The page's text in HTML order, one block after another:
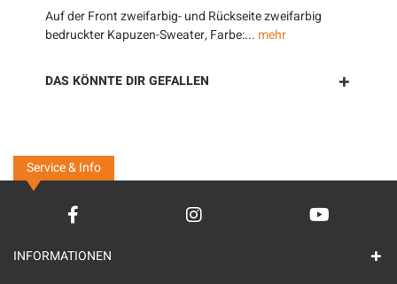
Auf der Front zweifarbig- und Rückseite zweifarbig
bedruckter Kapuzen-Sweater, Farbe:... mehr
DAS KÖNNTE DIR GEFALLEN
Service & Info
INFORMATIONEN